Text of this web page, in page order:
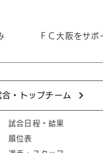
ＦＣ大阪をサポ
合・トップチーム
試合日程・結果
順位表